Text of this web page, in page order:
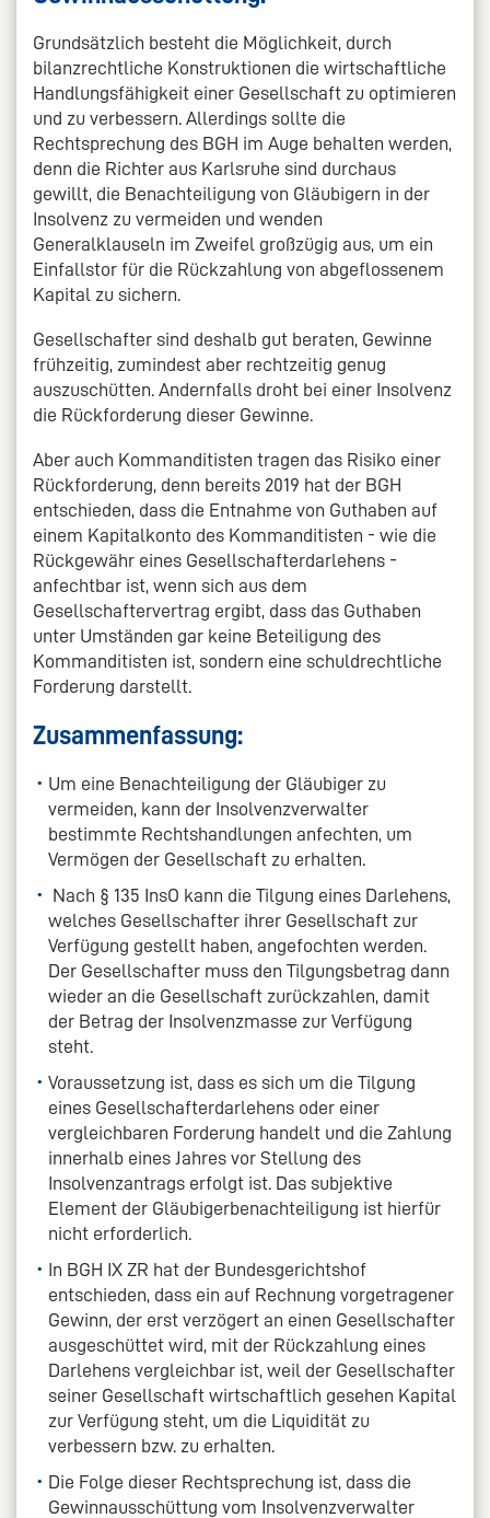
Grundsätzlich besteht die Möglichkeit, durch
bilanzrechtliche Konstruktionen die wirtschaftliche
Handlungsfähigkeit einer Gesellschaft zu optimieren
und zu verbessern. Allerdings sollte die
Rechtsprechung des BGH im Auge behalten werden,
denn die Richter aus Karlsruhe sind durchaus
gewillt, die Benachteiligung von Gläubigern in der
Insolvenz zu vermeiden und wenden
Generalklauseln im Zweifel großzügig aus, um ein
Einfallstor für die Rückzahlung von abgeflossenem
Kapital zu sichern.
Gesellschafter sind deshalb gut beraten, Gewinne
frühzeitig, zumindest aber rechtzeitig genug
auszuschütten. Andernfalls droht bei einer Insolvenz
die Rückforderung dieser Gewinne.
Aber auch Kommanditisten tragen das Risiko einer
Rückforderung, denn bereits 2019 hat der BGH
entschieden, dass die Entnahme von Guthaben auf
einem Kapitalkonto des Kommanditisten - wie die
Rückgewähr eines Gesellschafterdarlehens -
anfechtbar ist, wenn sich aus dem
Gesellschaftervertrag ergibt, dass das Guthaben
unter Umständen gar keine Beteiligung des
Kommanditisten ist, sondern eine schuldrechtliche
Forderung darstellt.
Zusammenfassung:
Um eine Benachteiligung der Gläubiger zu
vermeiden, kann der Insolvenzverwalter
bestimmte Rechtshandlungen anfechten, um
Vermögen der Gesellschaft zu erhalten.
Nach § 135 InsO kann die Tilgung eines Darlehens,
welches Gesellschafter ihrer Gesellschaft zur
Verfügung gestellt haben, angefochten werden.
Der Gesellschafter muss den Tilgungsbetrag dann
wieder an die Gesellschaft zurückzahlen, damit
der Betrag der Insolvenzmasse zur Verfügung
steht.
Voraussetzung ist, dass es sich um die Tilgung
eines Gesellschafterdarlehens oder einer
vergleichbaren Forderung handelt und die Zahlung
innerhalb eines Jahres vor Stellung des
Insolvenzantrags erfolgt ist. Das subjektive
Element der Gläubigerbenachteiligung ist hierfür
nicht erforderlich.
In BGH IX ZR hat der Bundesgerichtshof
entschieden, dass ein auf Rechnung vorgetragener
Gewinn, der erst verzögert an einen Gesellschafter
ausgeschüttet wird, mit der Rückzahlung eines
Darlehens vergleichbar ist, weil der Gesellschafter
seiner Gesellschaft wirtschaftlich gesehen Kapital
zur Verfügung steht, um die Liquidität zu
verbessern bzw. zu erhalten.
Die Folge dieser Rechtsprechung ist, dass die
Gewinnausschüttung vom Insolvenzverwalter